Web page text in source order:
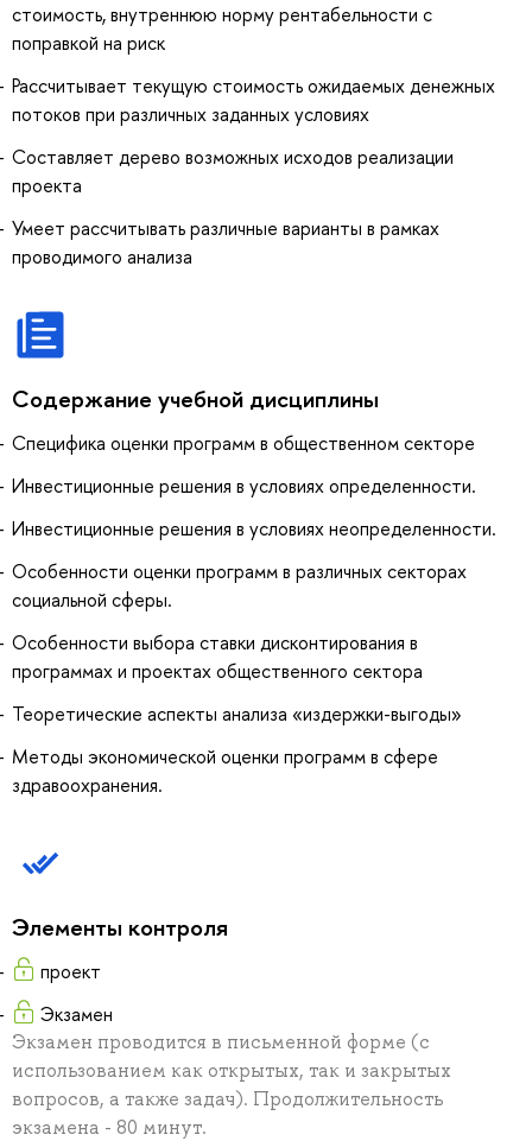
стоимость, внутреннюю норму рентабельности с
поправкой на риск
Рассчитывает текущую стоимость ожидаемых денежных
потоков при различных заданных условиях
Составляет дерево возможных исходов реализации
проекта
Умеет рассчитывать различные варианты в рамках
проводимого анализа
Содержание учебной дисциплины
Специфика оценки программ в общественном секторе
Инвестиционные решения в условиях определенности.
Инвестиционные решения в условиях неопределенности.
Особенности оценки программ в различных секторах
социальной сферы.
Особенности выбора ставки дисконтирования в
программах и проектах общественного сектора
Теоретические аспекты анализа «издержки-выгоды»
Методы экономической оценки программ в сфере
здравоохранения.
Элементы контроля
проект
Экзамен
Экзамен проводится в письменной форме (с
использованием как открытых, так и закрытых
вопросов, а также задач). Продолжительность
экзамена - 80 минут.